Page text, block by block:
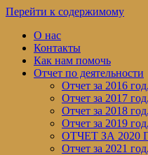
Перейти к содержимому
О нас
Контакты
Как нам помочь
Отчет по деятельности
Отчет за 2016
Отчет за 2017
Отчет за 2018
Отчет за 2019
ОТЧЕТ ЗА 2020
Отчет за 2021